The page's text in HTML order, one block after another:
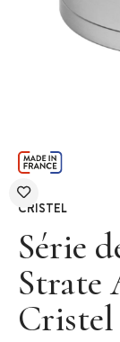
CRISTEL
Série
Strate
Cristel